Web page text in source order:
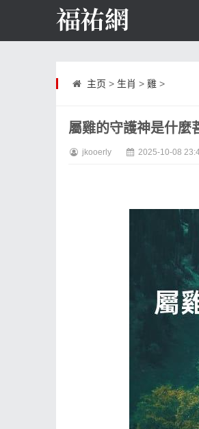
主页 > 生肖 > 雞>
屬雞的守護神是什麼
jkooerly 2025-10-08